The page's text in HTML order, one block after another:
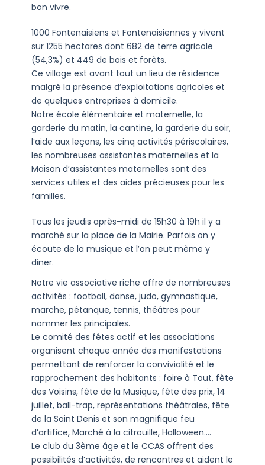
bon vivre.
1000 Fontenaisiens et Fontenaisiennes y vivent
sur 1255 hectares dont 682 de terre agricole
(54,3%) et 449 de bois et forêts.
Ce village est avant tout un lieu de résidence
malgré la présence d’exploitations agricoles et
de quelques entreprises à domicile.
Notre école élémentaire et maternelle, la
garderie du matin, la cantine, la garderie du soir,
l’aide aux leçons, les cinq activités périscolaires,
les nombreuses assistantes maternelles et la
Maison d’assistantes maternelles sont des
services utiles et des aides précieuses pour les
familles.
Tous les jeudis après-midi de 15h30 à 19h il y a
marché sur la place de la Mairie. Parfois on y
écoute de la musique et l’on peut même y
diner.
Notre vie associative riche offre de nombreuses
activités : football, danse, judo, gymnastique,
marche, pétanque, tennis, théâtres pour
nommer les principales.
Le comité des fêtes actif et les associations
organisent chaque année des manifestations
permettant de renforcer la convivialité et le
rapprochement des habitants : foire à Tout, fête
des Voisins, fête de la Musique, fête des prix, 14
juillet, ball-trap, représentations théâtrales, fête
de la Saint Denis et son magnifique feu
d’artifice, Marché à la citrouille, Halloween….
Le club du 3ème âge et le CCAS offrent des
possibilités d’activités, de rencontres et aident le